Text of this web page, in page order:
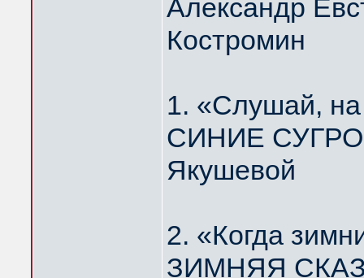
Александр
Костромин
1. «Слушай,
СИНИЕ
Якушевой
2. «Когда
ЗИМНЯЯ